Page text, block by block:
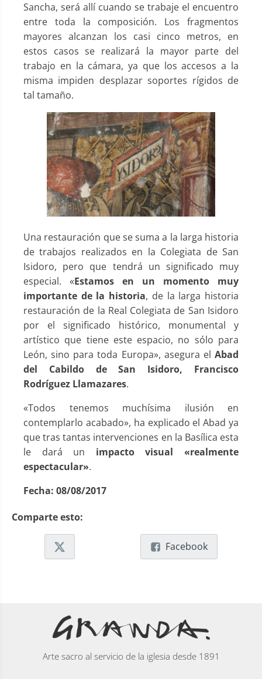
Sancha, será allí cuando se trabaje el encuentro
entre toda la composición. Los fragmentos
mayores alcanzan los casi cinco metros, en
estos casos se realizará la mayor parte del
trabajo en la cámara, ya que los accesos a la
misma impiden desplazar soportes rígidos de
tal tamaño.
Una restauración que se suma a la larga historia
de trabajos realizados en la Colegiata de San
Isidoro, pero que tendrá un significado muy
especial. «Estamos en un momento muy
importante de la historia, de la larga historia
restauración de la Real Colegiata de San Isidoro
por el significado histórico, monumental y
artístico que tiene este espacio, no sólo para
León, sino para toda Europa», asegura el Abad
del Cabildo de San Isidoro, Francisco
Rodríguez Llamazares.
«Todos tenemos muchísima ilusión en
contemplarlo acabado», ha explicado el Abad ya
que tras tantas intervenciones en la Basílica esta
le dará un impacto visual «realmente
espectacular».
Fecha: 08/08/2017
Comparte esto:
Facebook
Arte sacro al servicio de la iglesia desde 1891